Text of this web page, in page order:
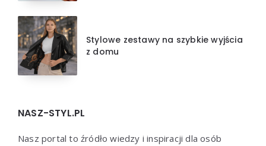
Stylowe zestawy na szybkie wyjścia
z domu
NASZ-STYL.PL
Nasz portal to źródło wiedzy i inspiracji dla osób